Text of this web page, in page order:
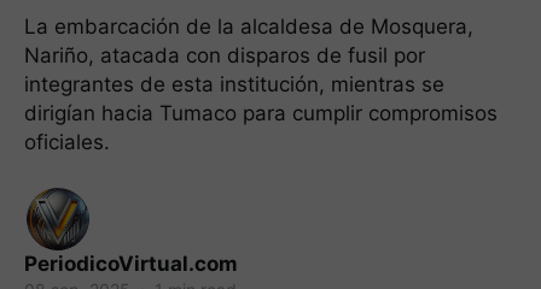
La embarcación de la alcaldesa de Mosquera,
Nariño, atacada con disparos de fusil por
integrantes de esta institución, mientras se
dirigían hacia Tumaco para cumplir compromisos
oficiales.
PeriodicoVirtual.com